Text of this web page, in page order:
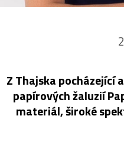
Z Thajska pocházející
papírových žaluzií
materiál, široké